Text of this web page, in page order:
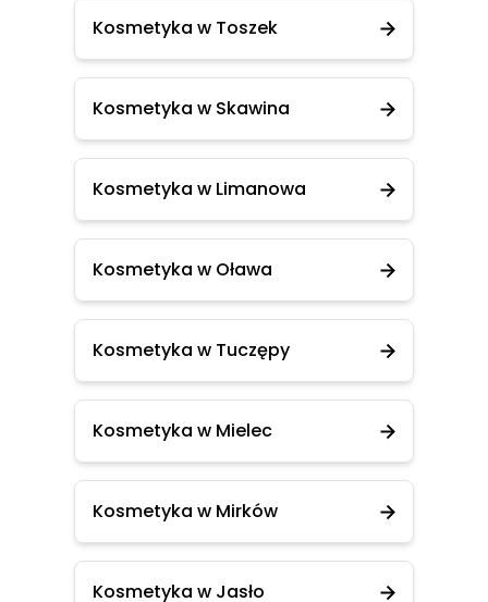
Kosmetyka w Toszek
Kosmetyka w Skawina
Kosmetyka w Limanowa
Kosmetyka w Oława
Kosmetyka w Tuczępy
Kosmetyka w Mielec
Kosmetyka w Mirków
Kosmetyka w Jasło